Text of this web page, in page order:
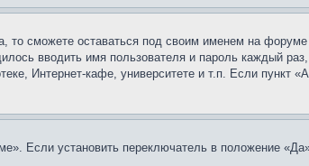
сможете оставаться под своим именем на
вводить имя пользователя и пароль каждый
Интернет-кафе, университете и т.п. Если пункт
Если установить переключатель в положение